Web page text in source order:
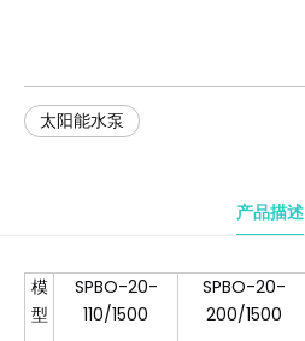
太阳能水泵
产品描述
模
型
SPBO-20-
110/1500
SPBO-20-
200/1500